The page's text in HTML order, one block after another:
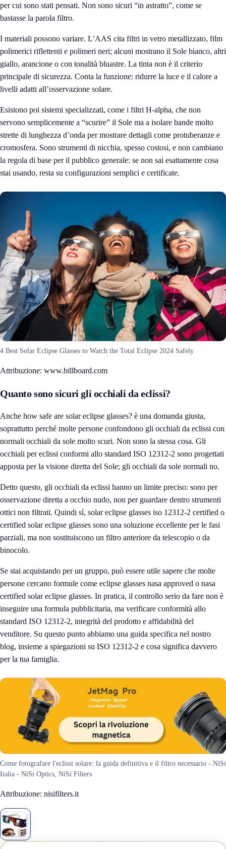
per cui sono stati pensati. Non sono sicuri “in astratto”, come se
bastasse la parola filtro.
I materiali possono variare. L’AAS cita filtri in vetro metallizzato, film
polimerici riflettenti e polimeri neri; alcuni mostrano il Sole bianco, altri
giallo, arancione o con tonalità bluastre. La tinta non è il criterio
principale di sicurezza. Conta la funzione: ridurre la luce e il calore a
livelli adatti all’osservazione solare.
Esistono poi sistemi specializzati, come i filtri H-alpha, che non
servono semplicemente a “scurire” il Sole ma a isolare bande molto
strette di lunghezza d’onda per mostrare dettagli come protuberanze e
cromosfera. Sono strumenti di nicchia, spesso costosi, e non cambiano
la regola di base per il pubblico generale: se non sai esattamente cosa
stai usando, resta su configurazioni semplici e certificate.
4 Best Solar Eclipse Glasses to Watch the Total Eclipse 2024 Safely
Attribuzione: www.billboard.com
Quanto sono sicuri gli occhiali da eclissi?
Anche how safe are solar eclipse glasses? è una domanda giusta,
soprattutto perché molte persone confondono gli occhiali da eclissi con
normali occhiali da sole molto scuri. Non sono la stessa cosa. Gli
occhiali per eclissi conformi allo standard ISO 12312-2 sono progettati
apposta per la visione diretta del Sole; gli occhiali da sole normali no.
Detto questo, gli occhiali da eclissi hanno un limite preciso: sono per
osservazione diretta a occhio nudo, non per guardare dentro strumenti
ottici non filtrati. Quindi sì, solar eclipse glasses iso 12312-2 certified o
certified solar eclipse glasses sono una soluzione eccellente per le fasi
parziali, ma non sostituiscono un filtro anteriore da telescopio o da
binocolo.
Se stai acquistando per un gruppo, può essere utile sapere che molte
persone cercano formule come eclipse glasses nasa approved o nasa
certified solar eclipse glasses. In pratica, il controllo serio da fare non è
inseguire una formula pubblicitaria, ma verificare conformità allo
standard ISO 12312-2, integrità del prodotto e affidabilità del
venditore. Su questo punto abbiamo una guida specifica nel nostro
blog, insieme a spiegazioni su ISO 12312-2 e cosa significa davvero
per la tua famiglia.
Come fotografare l'eclissi solare: la guida definitiva e il filtro necessario - NiSi
Italia - NiSi Optics, NiSi Filters
Attribuzione: nisifilters.it